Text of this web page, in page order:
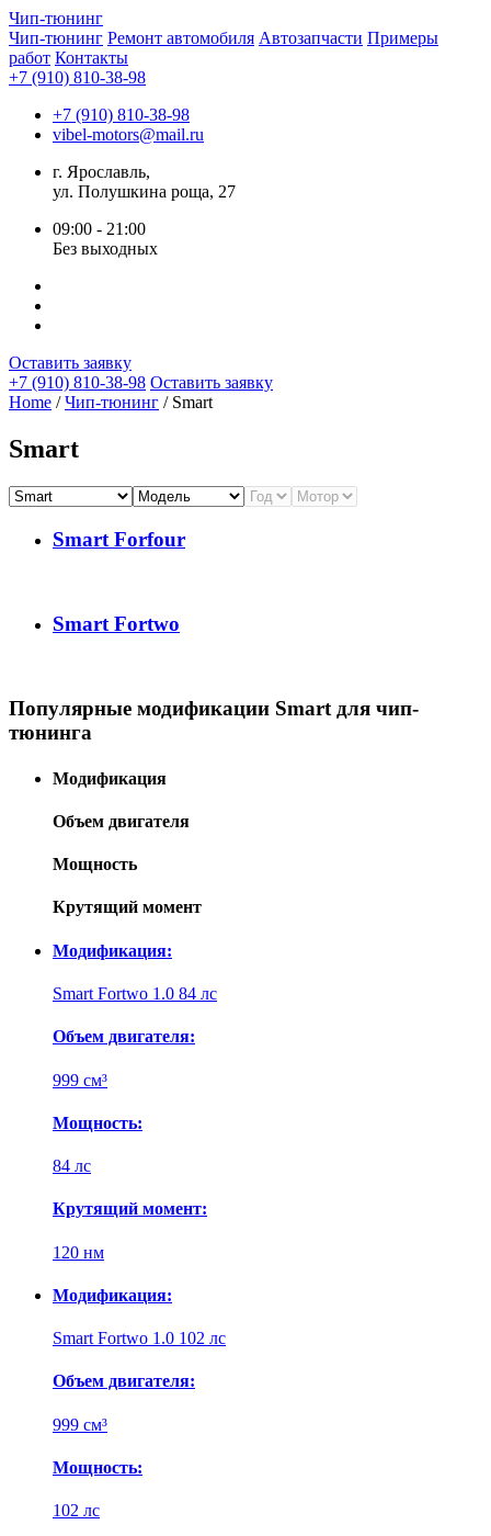
Чип-тюнинг
Чип-тюнинг Ремонт автомобиля Автозапчасти Примеры
работ Контакты
+7 (910) 810-38-98
+7 (910) 810-38-98
vibel-motors@mail.ru
г. Ярославль,
ул. Полушкина роща, 27
09:00 - 21:00
Без выходных
Оставить заявку
+7 (910) 810-38-98 Оставить заявку
Home /Чип-тюнинг / Smart
Smart
Smart Forfour
Smart Fortwo
Популярные модификации Smart для чип-
тюнинга
Модификация
Объем двигателя
Мощность
Крутящий момент
Модификация:
Smart Fortwo 1.0 84 лс
Объем двигателя:
999 см³
Мощность:
84 лс
Крутящий момент:
120 нм
Модификация:
Smart Fortwo 1.0 102 лс
Объем двигателя:
999 см³
Мощность:
102 лс